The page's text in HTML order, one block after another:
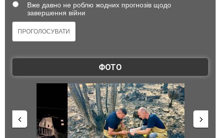
Вже давно не роблю жодних прогнозів щодо
завершення війни
ФОТО